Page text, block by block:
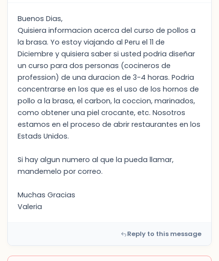
Buenos Dias,
Quisiera informacion acerca del curso de pollos a
la brasa. Yo estoy viajando al Peru el 11 de
Diciembre y quisiera saber si usted podria diseñar
un curso para dos personas (cocineros de
profession) de una duracion de 3-4 horas. Podria
concentrarse en los que es el uso de los hornos de
pollo a la brasa, el carbon, la coccion, marinados,
como obtener una piel crocante, etc. Nosotros
estamos en el proceso de abrir restaurantes en los
Estads Unidos.
Si hay algun numero al que la pueda llamar,
mandemelo por correo.
Muchas Gracias
Valeria
Reply to this message